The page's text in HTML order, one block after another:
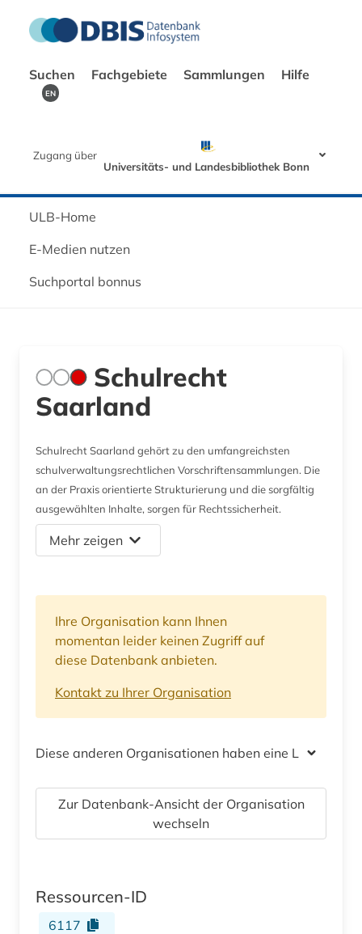
Suchen Fachgebiete Sammlungen Hilfe
EN
Zugang über
Universitäts- und Landesbibliothek Bonn
ULB-Home
E-Medien nutzen
Suchportal bonnus
Schulrecht
Saarland
Schulrecht Saarland gehört zu den umfangreichsten
schulverwaltungsrechtlichen Vorschriftensammlungen. Die
an der Praxis orientierte Strukturierung und die sorgfältig
ausgewählten Inhalte, sorgen für Rechtssicherheit.
Mehr zeigen
Ihre Organisation kann Ihnen
momentan leider keinen Zugriff auf
diese Datenbank anbieten.
Kontakt zu Ihrer Organisation
Diese anderen Organisationen haben eine Lizenz
Zur Datenbank-Ansicht der Organisation
wechseln
Ressourcen-ID
6117